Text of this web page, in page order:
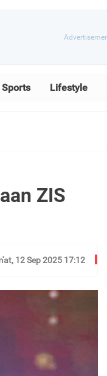
Sports Lifestyle
ZIS
12 Sep 2025 17:12